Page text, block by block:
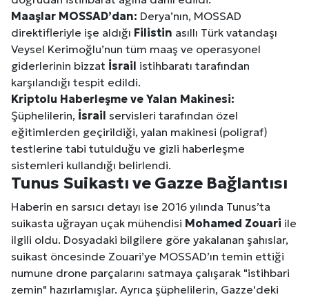
Maaşlar MOSSAD’dan: Derya’nın, MOSSAD
direktifleriyle işe aldığı Filistin asıllı Türk vatandaşı
Veysel Kerimoğlu’nun tüm maaş ve operasyonel
giderlerinin bizzat İsrail istihbaratı tarafından
karşılandığı tespit edildi.
Kriptolu Haberleşme ve Yalan Makinesi:
Şüphelilerin, İsrail servisleri tarafından özel
eğitimlerden geçirildiği, yalan makinesi (poligraf)
testlerine tabi tutulduğu ve gizli haberleşme
sistemleri kullandığı belirlendi.
Tunus Suikastı ve Gazze Bağlantısı
Haberin en sarsıcı detayı ise 2016 yılında Tunus’ta
suikasta uğrayan uçak mühendisi Mohamed Zouari ile
ilgili oldu. Dosyadaki bilgilere göre yakalanan şahıslar,
suikast öncesinde Zouari’ye MOSSAD’ın temin ettiği
numune drone parçalarını satmaya çalışarak "istihbari
zemin" hazırlamışlar. Ayrıca şüphelilerin, Gazze'deki